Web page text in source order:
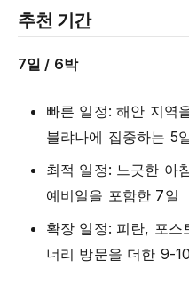
추천 기간
7일 / 6박
빠른 일정: 해안 지역
블랴나에 집중하는 5
최적 일정: 느긋한 아
예비일을 포함한 7일
확장 일정: 피란, 포스
너리 방문을 더한 9-